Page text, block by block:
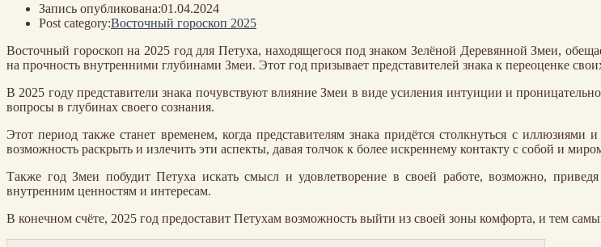
Запись опубликована:01.04.2024
Post category:Восточный гороскоп 2025
Восточный гороскоп на 2025 год для Петуха, находящегося под знаком Зелёной Деревянной Змеи,
на прочность внутренними глубинами Змеи. Этот год призывает представителей знака к переоценке
В 2025 году представители знака почувствуют влияние Змеи в виде усиления интуиции и
вопросы в глубинах своего сознания.
Этот период также станет временем, когда представителям знака придётся столкнуться с
возможность раскрыть и излечить эти аспекты, давая толчок к более искреннему контакту с собой и
Также год Змеи побудит Петуха искать смысл и удовлетворение в своей работе, возможно,
внутренним ценностям и интересам.
В конечном счёте, 2025 год предоставит Петухам возможность выйти из своей зоны комфорта, и тем